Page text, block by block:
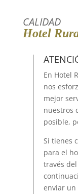
CALIDAD
Hotel
En Hotel
nos
mejor
nuestros
posible,
Si tienes
para el
través
enviar un